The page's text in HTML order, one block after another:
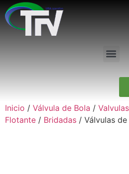
Inicio / Válvula de Bola /
Flotante / Bridadas / Válvulas